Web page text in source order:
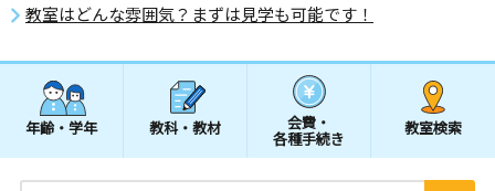
教室はどんな雰囲気？まずは見学も可能です！
年齢・学年 教科・教材 会費・
各種手続き
教室検索